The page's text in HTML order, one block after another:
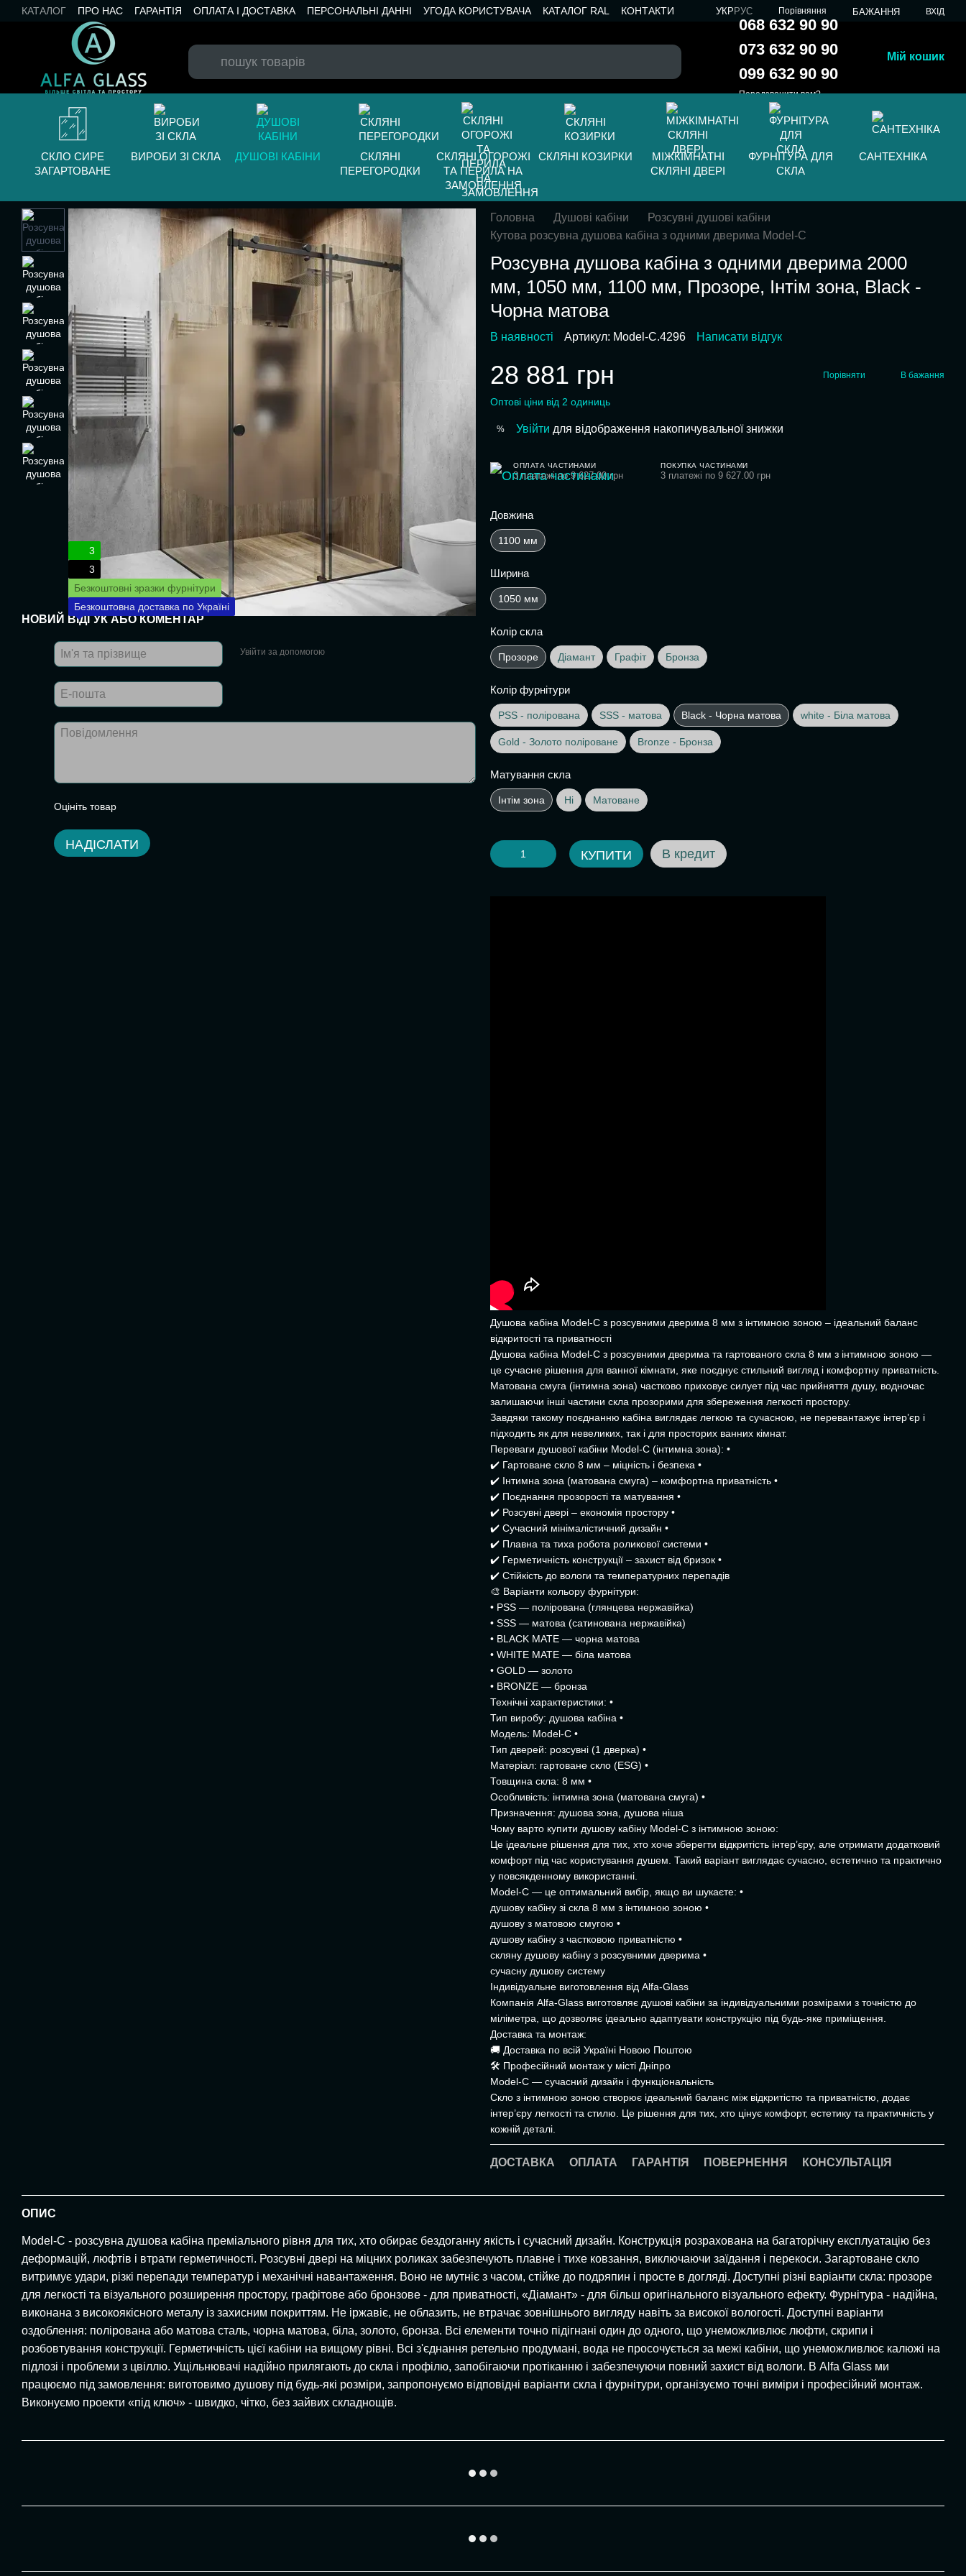
Перейти до основного контенту
КАТАЛОГ ПРО НАС ГАРАНТІЯ ОПЛАТА І ДОСТАВКА ПЕРСОНАЛЬНІ ДАННІ УГОДА КОРИСТУВАЧА КАТАЛОГ RAL
КОНТАКТИ
УКРРУС Порівняння БАЖАННЯ ВХІД
068 632 90 90
073 632 90 90
099 632 90 90
Передзвонити вам?
Мій кошик
СКЛО СИРЕ
ЗАГАРТОВАНЕ
ВИРОБИ ЗІ СКЛА ДУШОВІ КАБІНИ
СКЛЯНІ
ПЕРЕГОРОДКИ
СКЛЯНІ ОГОРОЖІ
ТА ПЕРИЛА НА
ЗАМОВЛЕННЯ
СКЛЯНІ КОЗИРКИ
МІЖКІМНАТНІ
СКЛЯНІ ДВЕРІ
ФУРНІТУРА ДЛЯ
СКЛА
САНТЕХНІКА
3
3
Безкоштовні зразки фурнітури
Безкоштовна доставка по Україні
НОВИЙ ВІДГУК АБО КОМЕНТАР
Увійти за допомогою
Оцініть товар
НАДІСЛАТИ
Головна Душові кабіни
Розсувні душові кабіни
Кутова розсувна душова кабіна з одними дверима Model-C
Розсувна душова кабіна з одними дверима 2000
мм, 1050 мм, 1100 мм, Прозоре, Інтім зона, Black -
Чорна матова
В наявності Артикул: Model-C.4296 Написати відгук
28 881 грн Порівняти В бажання
Оптові ціни від 2 одиниць
% Увійти для відображення накопичувальної знижки
ОПЛАТА ЧАСТИНАМИ
3 платежі по 9 627.00 грн
ПОКУПКА ЧАСТИНАМИ
3 платежі по 9 627.00 грн
Довжина
1100 мм
Ширина
1050 мм
Колір скла
Прозоре Діамант Графіт Бронза
Колір фурнітури
PSS - полірована SSS - матова Black - Чорна матова white - Біла матова
Gold - Золото поліроване Bronze - Бронза
Матування скла
Інтім зона Ні Матоване
КУПИТИ В кредит
Душова кабіна Model-C з розсувними дверима 8 мм з інтимною зоною – ідеальний баланс
відкритості та приватності
Душова кабіна Model-C з розсувними дверима та гартованого скла 8 мм з інтимною зоною —
це сучасне рішення для ванної кімнати, яке поєднує стильний вигляд і комфортну приватність.
Матована смуга (інтимна зона) частково приховує силует під час прийняття душу, водночас
залишаючи інші частини скла прозорими для збереження легкості простору.
Завдяки такому поєднанню кабіна виглядає легкою та сучасною, не перевантажує інтер’єр і
підходить як для невеликих, так і для просторих ванних кімнат.
Переваги душової кабіни Model-C (інтимна зона): •
✔️ Гартоване скло 8 мм – міцність і безпека •
✔️ Інтимна зона (матована смуга) – комфортна приватність •
✔️ Поєднання прозорості та матування •
✔️ Розсувні двері – економія простору •
✔️ Сучасний мінімалістичний дизайн •
✔️ Плавна та тиха робота роликової системи •
✔️ Герметичність конструкції – захист від бризок •
✔️ Стійкість до вологи та температурних перепадів
🎨 Варіанти кольору фурнітури:
• PSS — полірована (глянцева нержавійка)
• SSS — матова (сатинована нержавійка)
• BLACK MATE — чорна матова
• WHITE MATE — біла матова
• GOLD — золото
• BRONZE — бронза
Технічні характеристики: •
Тип виробу: душова кабіна •
Модель: Model-C •
Тип дверей: розсувні (1 дверка) •
Матеріал: гартоване скло (ESG) •
Товщина скла: 8 мм •
Особливість: інтимна зона (матована смуга) •
Призначення: душова зона, душова ніша
Чому варто купити душову кабіну Model-C з інтимною зоною:
Це ідеальне рішення для тих, хто хоче зберегти відкритість інтер’єру, але отримати додатковий
комфорт під час користування душем. Такий варіант виглядає сучасно, естетично та практично
у повсякденному використанні.
Model-C — це оптимальний вибір, якщо ви шукаєте: •
душову кабіну зі скла 8 мм з інтимною зоною •
душову з матовою смугою •
душову кабіну з частковою приватністю •
скляну душову кабіну з розсувними дверима •
сучасну душову систему
Індивідуальне виготовлення від Alfa-Glass
Компанія Alfa-Glass виготовляє душові кабіни за індивідуальними розмірами з точністю до
міліметра, що дозволяє ідеально адаптувати конструкцію під будь-яке приміщення.
Доставка та монтаж:
🚚 Доставка по всій Україні Новою Поштою
🛠 Професійний монтаж у місті Дніпро
Model-C — сучасний дизайн і функціональність
Скло з інтимною зоною створює ідеальний баланс між відкритістю та приватністю, додає
інтер’єру легкості та стилю. Це рішення для тих, хто цінує комфорт, естетику та практичність у
кожній деталі.
ДОСТАВКА ОПЛАТА ГАРАНТІЯ ПОВЕРНЕННЯ КОНСУЛЬТАЦІЯ
ОПИС
Model-C - розсувна душова кабіна преміального рівня для тих, хто обирає бездоганну якість і сучасний дизайн. Конструкція розрахована на багаторічну експлуатацію без
деформацій, люфтів і втрати герметичності. Розсувні двері на міцних роликах забезпечують плавне і тихе ковзання, виключаючи заїдання і перекоси. Загартоване скло
витримує удари, різкі перепади температур і механічні навантаження. Воно не мутніє з часом, стійке до подряпин і просте в догляді. Доступні різні варіанти скла: прозоре
для легкості та візуального розширення простору, графітове або бронзове - для приватності, «Діамант» - для більш оригінального візуального ефекту. Фурнітура - надійна,
виконана з високоякісного металу із захисним покриттям. Не іржавіє, не облазить, не втрачає зовнішнього вигляду навіть за високої вологості. Доступні варіанти
оздоблення: полірована або матова сталь, чорна матова, біла, золото, бронза. Всі елементи точно підігнані один до одного, що унеможливлює люфти, скрипи і
розбовтування конструкції. Герметичність цієї кабіни на вищому рівні. Всі з'єднання ретельно продумані, вода не просочується за межі кабіни, що унеможливлює калюжі на
підлозі і проблеми з цвіллю. Ущільнювачі надійно прилягають до скла і профілю, запобігаючи протіканню і забезпечуючи повний захист від вологи. В Alfa Glass ми
працюємо під замовлення: виготовимо душову під будь-які розміри, запропонуємо відповідні варіанти скла і фурнітури, організуємо точні виміри і професійний монтаж.
Виконуємо проекти «під ключ» - швидко, чітко, без зайвих складнощів.